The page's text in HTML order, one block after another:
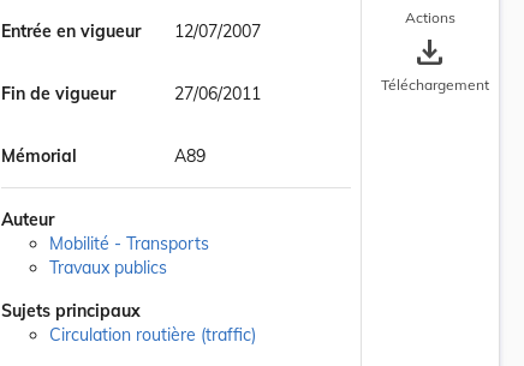
Entrée en vigueur
12/07/2007
Fin de vigueur 27/06/2011
Mémorial A89
Auteur
Mobilité - Transports
Travaux publics
Sujets principaux
Circulation routière (traffic)
Actions
save_alt
Téléchargement